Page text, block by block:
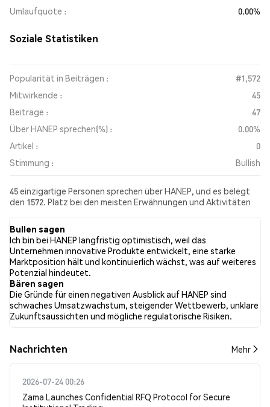
Umlaufquote
0.00%
Soziale Statistiken
Popularität in Beiträgen :
#1,572
Mitwirkende :
45
Beiträge :
47
Über HANEP sprechen(%) :
0.00%
Artikel :
0
Stimmung :
Bullish
45 einzigartige Personen sprechen über HANEP, und es belegt
den 1572. Platz bei den meisten Erwähnungen und Aktivitäten
die Stimmung gegenüber HANEP in allen sozialen Medien Bullish.
Schließlich wurden 0 Nachrichtenartikel über HANEP
veröffentlicht. Auf Twitter hatten 27.78% der Tweets eine
bullishe Stimmung im Vergleich zu 11.11% der Tweets mit einer
bärischen Stimmung über HANEP. 61.11% der Tweets waren
neutral gegenüber HANEP. Diese Stimmungen basieren auf 18
Tweets.
Bullen sagen
Ich bin bei HANEP langfristig optimistisch, weil das
Unternehmen innovative Produkte entwickelt, eine starke
Marktposition hält und kontinuierlich wächst, was auf weiteres
Potenzial hindeutet.
Bären sagen
Die Gründe für einen negativen Ausblick auf HANEP sind
schwaches Umsatzwachstum, steigender Wettbewerb, unklare
Zukunftsaussichten und mögliche regulatorische Risiken.
Nachrichten Mehr
2026-07-24 00:26
Zama Launches Confidential RFQ Protocol for Secure